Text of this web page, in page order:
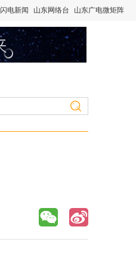
闪电新闻 山东网络台 山东广电微矩阵